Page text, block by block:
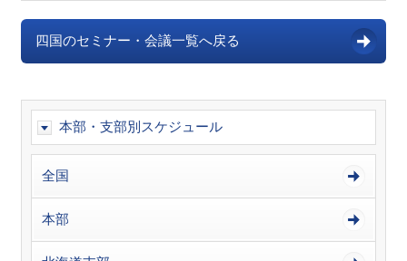
四国のセミナー・会議一覧へ戻る
本部・支部別スケジュール
全国
本部